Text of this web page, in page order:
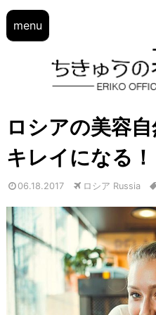
menu
ロシアの美容
キレイになる！
06.18.2017 ロシア Russia